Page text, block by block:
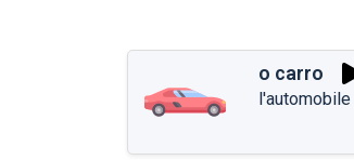
o carro
l'automobile